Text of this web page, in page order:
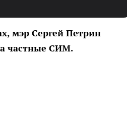
мэр Сергей Петрин
частные СИМ.